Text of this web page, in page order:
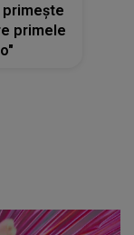
primele